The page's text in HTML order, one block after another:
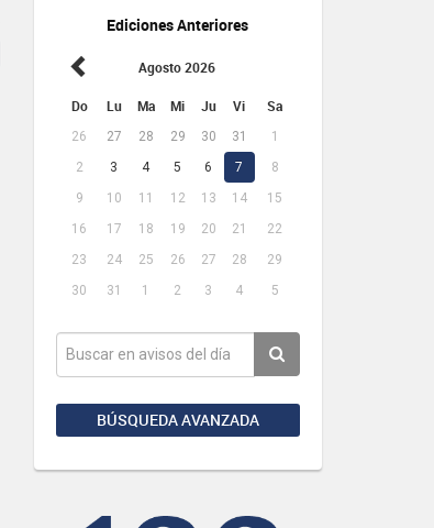
Ediciones Anteriores
Agosto 2026
Do Lu Ma Mi Ju Vi Sa
26 27 28 29 30 31
1
2
3 4 5 6 7
8
9
10 11 12 13 14
15
16
17 18 19 20 21
22
23
24 25 26 27 28
29
30
31 1 2 3 4 5
BÚSQUEDA AVANZADA